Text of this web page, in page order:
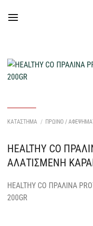
στο
ΚΑΤΑΣΤΗΜΑ / ΠΡΩΙΝΟ /
HEALTHY CO
ΑΛΑΤΙΣΜΕΝΗ
HEALTHY CO ΠΡΑΛΙΝΑ
200GR